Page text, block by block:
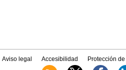
Aviso legal Accesibilidad Protección